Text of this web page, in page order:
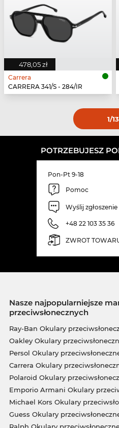
478,05 zł
Carrera
CARRERA 341/S - 284/IR
1/13
POTRZEBUJESZ
Pon-Pt 9-18
Pomoc
Wyślij zgłoszenie
+48 22 103 35 36
ZWROT
Nasze najpopularniejsze
przeciwsłonecznych
Ray-Ban Okulary
Oakley Okulary
Persol Okulary
Carrera Okulary
Polaroid Okulary
Emporio Armani Okulary
Michael Kors Okulary
Guess Okulary